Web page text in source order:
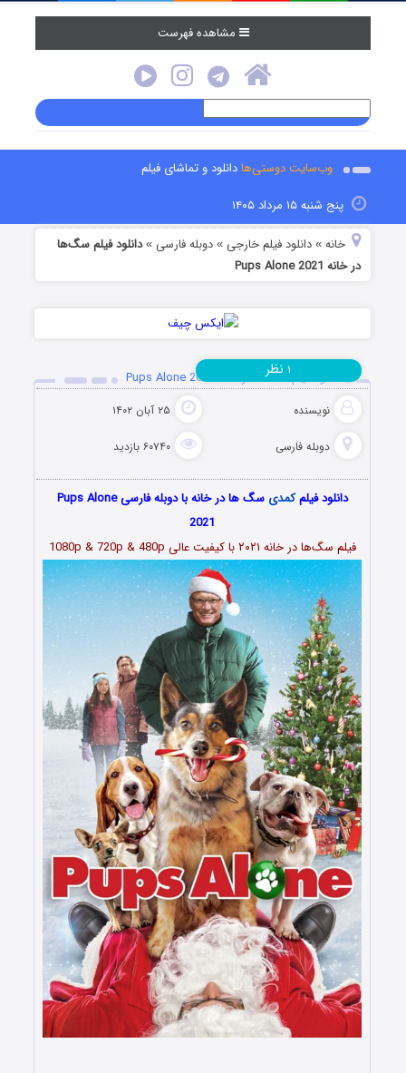
مشاهده فهرست
وب‌سایت دوستی‌هادانلود و تماشای فیلم
پنج شنبه ۱۵ مرداد ۱۴۰۵
خانه »دانلود فیلم خارجی »دوبله فارسی »دانلود فیلم سگ‌ها
در خانه Pups Alone 2021
دانلود فیلم سگ‌ها در خانه Pups Alone 2021
نویسنده ۲۵ آبان ۱۴۰۲
دوبله فارسی ۶۰۷۴۰ بازدید
۱ نظر
دانلود فیلمکمدی
سگ ها در خانه با دوبله فارسی Pups Alone
2021
فیلم سگ‌ها در خانه ۲۰۲۱ با کیفیت عالی 1080p & 720p & 480p